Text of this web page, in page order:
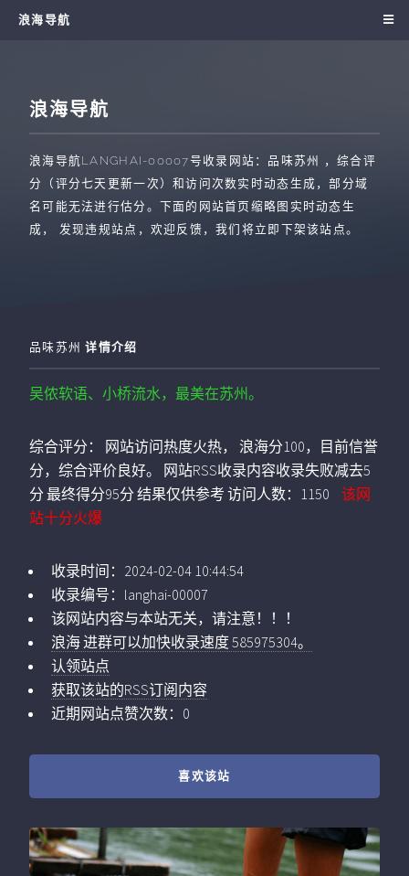
浪海导航
浪海导航
浪海导航LANGHAI-00007号收录网站： 品味苏州
，综合评
分（评分七天更新一次）和访问次数实时动态生成，部分域
名可能无法进行估分。下面的网站首页缩略图实时动态生
成， 发现违规站点，欢迎反馈，我们将立即下架该站点。
品味苏州 详情介绍
吴侬软语、小桥流水，最美在苏州。
综合评分：
网站访问热度火热， 浪海分100，目前信誉
分，综合评价良好。 网站RSS收录内容收录失败减去5
分 最终得分95分 结果仅供参考 访问人数： 1150
该网
站十分火爆
收录时间： 2024-02-04 10:44:54
收录编号： langhai-00007
该网站内容与本站无关，请注意！！！
浪海 进群可以加快收录速度 585975304。
认领站点
获取该站的RSS订阅内容
近期网站点赞次数：0
喜欢该站